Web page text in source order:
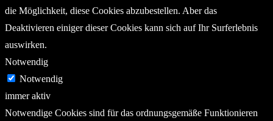
die Möglichkeit, diese Cookies abzubestellen. Aber das
Deaktivieren einiger dieser Cookies kann sich auf Ihr Surferlebnis
auswirken.
Notwendig
Notwendig
immer aktiv
Notwendige Cookies sind für das ordnungsgemäße Funktionieren